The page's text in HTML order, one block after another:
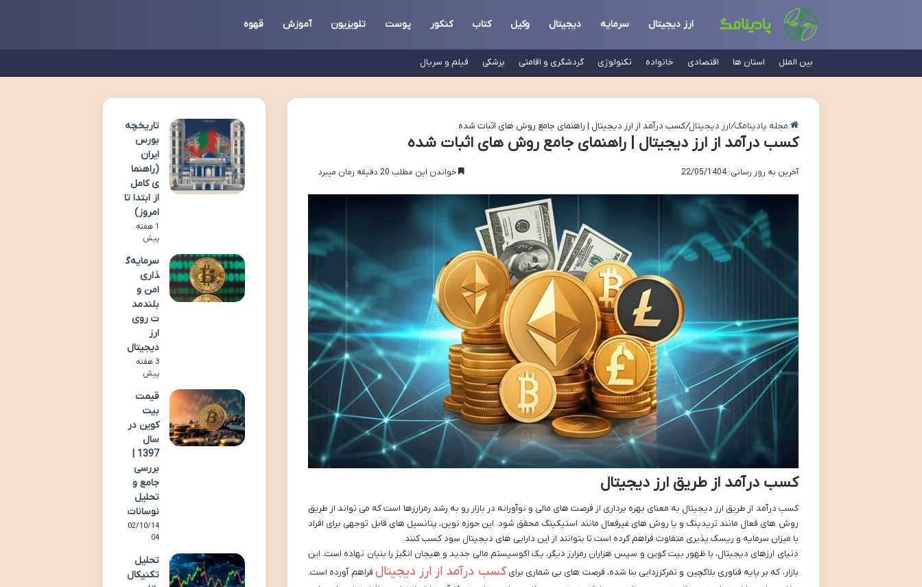
ارز دیجیتال سرمایه دیجیتال وکیل کتاب کنکور پوست تلویزیون آموزش قهوه
بین الملل استان ها اقتصادی خانواده تکنولوژی گردشگری و اقامتی پزشکی فیلم و سریال
مجله پادینامگ/ارز دیجیتال/کسب درآمد از ارز دیجیتال | راهنمای جامع روش های اثبات شده
کسب درآمد از ارز دیجیتال | راهنمای جامع روش های اثبات شده
آخرین به روز رسانی: 22/05/1404 خواندن این مطلب 20 دقیقه زمان میبرد
کسب درآمد از طریق ارز دیجیتال
کسب درآمد از طریق ارز دیجیتال به معنای بهره برداری از فرصت های مالی و نوآورانه در بازار رو به رشد رمزارزها است که می تواند از طریق
روش های فعال مانند تریدینگ و یا روش های غیرفعال مانند استیکینگ محقق شود. این حوزه نوین، پتانسیل های قابل توجهی برای افراد
با میزان سرمایه و ریسک پذیری متفاوت فراهم کرده است تا بتوانند از این دارایی های دیجیتال سود کسب کنند.
دنیای ارزهای دیجیتال، با ظهور بیت کوین و سپس هزاران رمزارز دیگر، یک اکوسیستم مالی جدید و هیجان انگیز را بنیان نهاده است. این
بازار، که بر پایه فناوری بلاکچین و تمرکززدایی بنا شده، فرصت های بی شماری برای کسب درآمد از ارز دیجیتال فراهم آورده است.
تاریخچه
بورس
ایران
(راهنما
ی کامل
از ابتدا تا
امروز)
1 هفته
پیش
سرمایه‌گ
ذاری
امن و
بلندمد
ت روی
ارز
دیجیتال
3 هفته
پیش
قیمت
بیت
کوین در
سال
1397 |
بررسی
جامع و
تحلیل
نوسانات
02/10/14
04
تحلیل
تکنیکال